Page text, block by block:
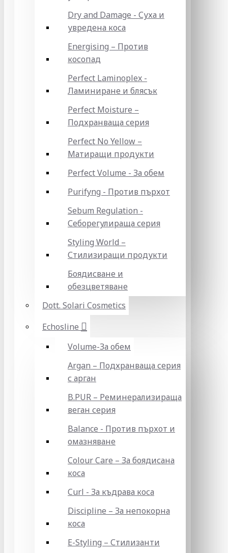
Dry and Damage - Суха и
увредена коса
Energising – Против
косопад
Perfect Laminoplex -
Ламиниране и блясък
Perfect Moisture –
Подхранваща серия
Perfect No Yellow –
Матиращи продукти
Perfect Volume - За обем
Purifyng - Против пърхот
Sebum Regulation -
Себорегулираща серия
Styling World –
Стилизиращи продукти
Боядисване и
обезцветяване
Dott. Solari Cosmetics
Echosline
Volume-За обем
Argan – Подхранваща серия
с арган
B.PUR – Реминерализираща
веган серия
Balance - Против пърхот и
омазняване
Colour Care – За боядисана
коса
Curl - За къдрава коса
Discipline – За непокорна
коса
E-Styling – Стилизанти